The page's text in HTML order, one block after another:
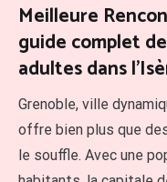
Meilleure
guide complet
adultes dans
Grenoble, ville
offre bien plus que
le souffle. Avec une